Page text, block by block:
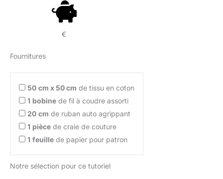
€
Fournitures
50 cm x 50 cm de tissu en coton
1 bobine de fil à coudre assorti
20 cm de ruban auto agrippant
1 pièce de craie de couture
1 feuille de papier pour patron
Notre sélection pour ce tutoriel